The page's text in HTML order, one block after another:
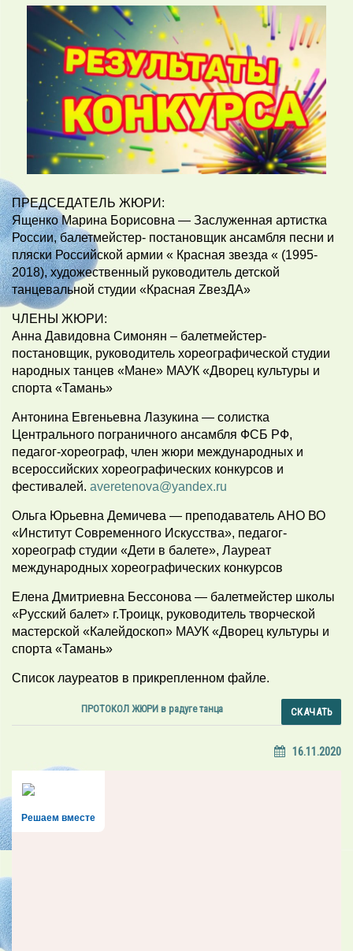
ПРЕДСЕДАТЕЛЬ ЖЮРИ:
Ященко Марина Борисовна — Заслуженная артистка
России, балетмейстер- постановщик ансамбля песни и
пляски Российской армии « Красная звезда « (1995-
2018), художественный руководитель детской
танцевальной студии «Красная ZвезДА»
ЧЛЕНЫ ЖЮРИ:
Анна Давидовна Симонян – балетмейстер-
постановщик, руководитель хореографической студии
народных танцев «Мане» МАУК «Дворец культуры и
спорта «Тамань»
Антонина Евгеньевна Лазукина — солистка
Центрального пограничного ансамбля ФСБ РФ,
педагог-хореограф, член жюри международных и
всероссийских хореографических конкурсов и
фестивалей. averetenova@yandex.ru
Ольга Юрьевна Демичева — преподаватель АНО ВО
«Институт Современного Искусства», педагог-
хореограф студии «Дети в балете», Лауреат
международных хореографических конкурсов
Елена Дмитриевна Бессонова — балетмейстер школы
«Русский балет» г.Троицк, руководитель творческой
мастерской «Калейдоскоп» МАУК «Дворец культуры и
спорта «Тамань»
Список лауреатов в прикрепленном файле.
ПРОТОКОЛ ЖЮРИ в радуге танца СКАЧАТЬ
16.11.2020
Решаем вместе